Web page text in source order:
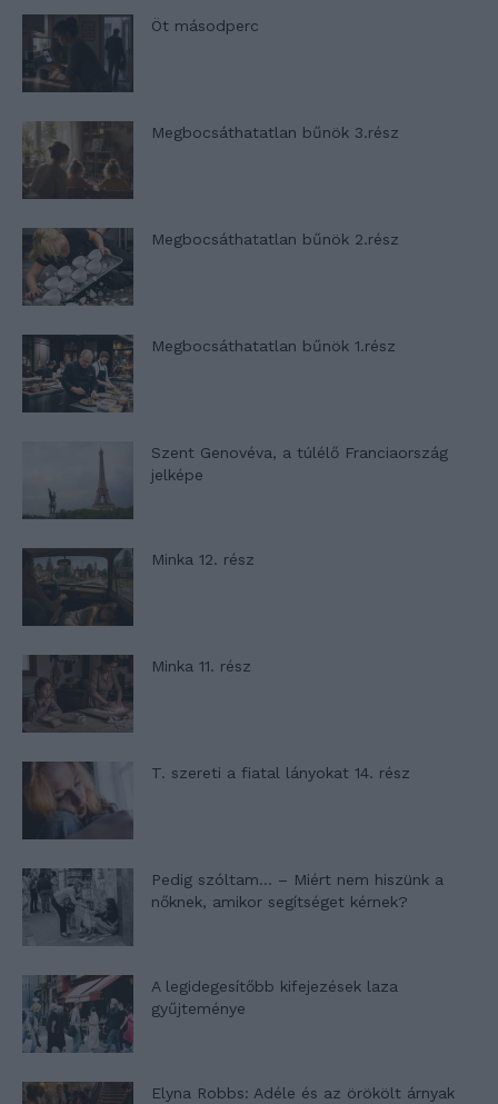
Öt másodperc
Megbocsáthatatlan bűnök 3.rész
Megbocsáthatatlan bűnök 2.rész
Megbocsáthatatlan bűnök 1.rész
Szent Genovéva, a túlélő Franciaország
jelképe
Minka 12. rész
Minka 11. rész
T. szereti a fiatal lányokat 14. rész
Pedig szóltam… – Miért nem hiszünk a
nőknek, amikor segítséget kérnek?
A legidegesítőbb kifejezések laza
gyűjteménye
Elyna Robbs: Adéle és az örökölt árnyak